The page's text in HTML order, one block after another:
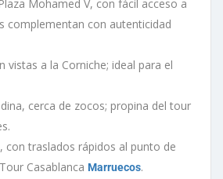
Mohamed V, con fácil acceso a
complementan con autenticidad
vistas a la Corniche; ideal para el
cerca de zocos; propina del tour
con traslados rápidos al punto de
Casablanca Marruecos.